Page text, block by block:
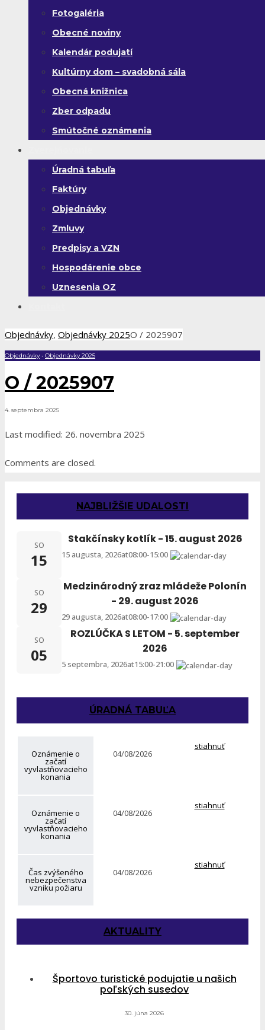
Fotogaléria
Obecné noviny
Kalendár podujatí
Kultúrny dom – svadobná sála
Obecná knižnica
Zber odpadu
Smútočné oznámenia
Úradná tabuľa
Faktúry
Objednávky
Zmluvy
Predpisy a VZN
Hospodárenie obce
Uznesenia OZ
Objednávky, Objednávky 2025O / 2025907
Objednávky• Objednávky 2025
O / 2025907
4. septembra 2025
Last modified: 26. novembra 2025
Comments are closed.
NAJBLIŽŠIE UDALOSTI
SO
15
Stakčínsky kotlík - 15. august 2026
15 augusta, 2026at08:00-15:00
SO
29
Medzinárodný zraz mládeže Polonín
- 29. august 2026
29 augusta, 2026at08:00-17:00
SO
05
ROZLÚČKA S LETOM - 5. september
2026
5 septembra, 2026at15:00-21:00
ÚRADNÁ TABUĽA
Oznámenie o
začatí
vyvlastňovacieho
konania
04/08/2026
stiahnuť
Oznámenie o
začatí
vyvlastňovacieho
konania
04/08/2026
stiahnuť
Čas zvýšeného
nebezpečenstva
vzniku požiaru
04/08/2026
stiahnuť
AKTUALITY
Športovo turistické podujatie u našich
poľských susedov
30. júna 2026